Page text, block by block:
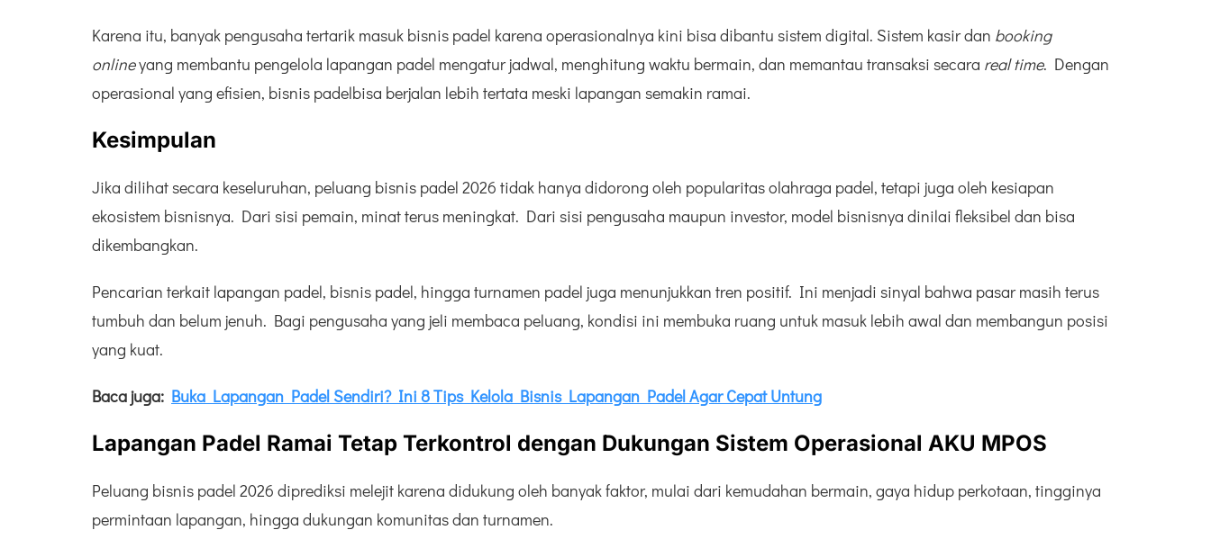
Karena itu, banyak pengusaha tertarik masuk bisnis padel karena operasionalnya kini bisa dibantu sistem digital. Sistem kasir dan booking
onlineyang membantu pengelola lapangan padel mengatur jadwal, menghitung waktu bermain, dan memantau transaksi secara real time. Dengan
operasional yang efisien, bisnis padelbisa berjalan lebih tertata meski lapangan semakin ramai.
Kesimpulan
Jika dilihat secara keseluruhan, peluang bisnis padel 2026 tidak hanya didorong oleh popularitas olahraga padel, tetapi juga oleh kesiapan
ekosistem bisnisnya. Dari sisi pemain, minat terus meningkat. Dari sisi pengusaha maupun investor, model bisnisnya dinilai fleksibel dan bisa
dikembangkan.
Pencarian terkait lapangan padel, bisnis padel, hingga turnamen padel juga menunjukkan tren positif. Ini menjadi sinyal bahwa pasar masih terus
tumbuh dan belum jenuh. Bagi pengusaha yang jeli membaca peluang, kondisi ini membuka ruang untuk masuk lebih awal dan membangun posisi
yang kuat.
Baca juga: Buka Lapangan Padel Sendiri? Ini 8 Tips Kelola Bisnis Lapangan Padel Agar Cepat Untung
Lapangan Padel Ramai Tetap Terkontrol dengan Dukungan Sistem Operasional AKU MPOS
Peluang bisnis padel 2026 diprediksi melejit karena didukung oleh banyak faktor, mulai dari kemudahan bermain, gaya hidup perkotaan, tingginya
permintaan lapangan, hingga dukungan komunitas dan turnamen.